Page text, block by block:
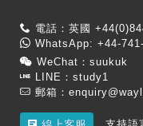
電話：英國
WhatsApp: +44-
WeChat：suukuk
LINE：study1
郵箱：